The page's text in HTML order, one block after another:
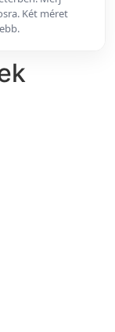
Két méret